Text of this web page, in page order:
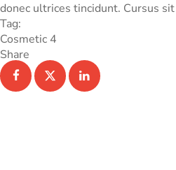
donec ultrices tincidunt. Cursus
Tag:
Cosmetic 4
Share